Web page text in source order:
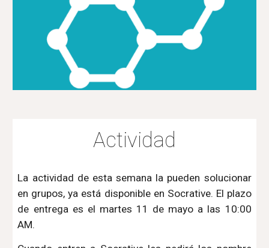
Actividad
La actividad de esta semana la pueden solucionar
en grupos, ya está disponible en Socrative. El plazo
de entrega es el martes 11 de mayo a las 10:00
AM.